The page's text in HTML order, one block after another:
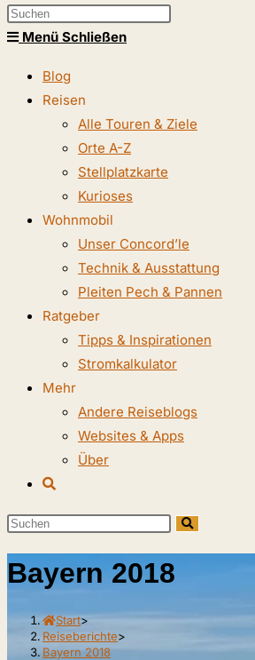
umschalten
Press
search
Menü Schließen
Blog
Reisen
Alle Touren & Ziele
Orte A-Z
Stellplatzkarte
Kurioses
Wohnmobil
Unser Concord’le
Technik & Ausstattung
Pleiten Pech & Pannen
Ratgeber
Tipps & Inspirationen
Stromkalkulator
Mehr
Andere Reiseblogs
Websites & Apps
Über
Website-
umschalten
Diese
durchsuchen
Bayern 2018
Start>
Reiseberichte>
Bayern 2018